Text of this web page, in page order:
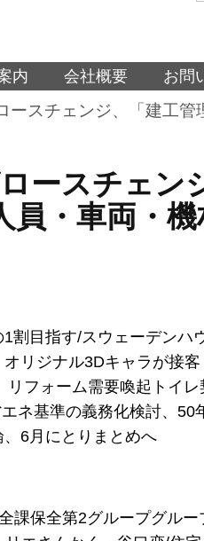
内 会社概要 お問
スチェンジ、「建工管
ースチェン
員・車両・
割目指す/スウェーデンハ
リジナル3Dキャラが接客
フォーム需要喚起トイレ
ネ基準の義務化検討、50
6月にとりまとめへ
課保全第2グループグルー